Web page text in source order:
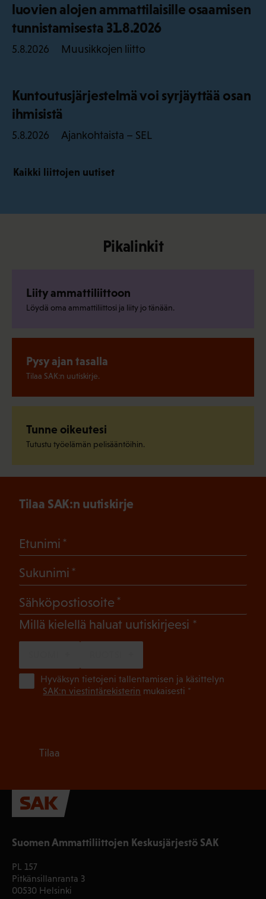
luovien alojen ammattilaisille osaamisen
tunnistamisesta 31.8.2026
5.8.2026 Muusikkojen liitto
Kuntoutusjärjestelmä voi syrjäyttää osan
ihmisistä
5.8.2026 Ajankohtaista – SEL
Kaikki liittojen uutiset
Pikalinkit
Liity ammattiliittoon
Löydä oma ammattiliittosi ja liity jo tänään.
Pysy ajan tasalla
Tilaa SAK:n uutiskirje.
Tunne oikeutesi
Tutustu työelämän pelisääntöihin.
Suomen Ammattiliittojen Keskusjärjestö SAK
PL 157
Pitkänsillanranta 3
00530 Helsinki
Tilaa SAK:n uutiskirje
Etunimi
Sukunimi
Sähköpostiosoite
Millä kielellä haluat uutiskirjeesi (Pakollinen)
Hyväksyn tietojeni tallentamisen ja käsittelyn
SAK:n viestintärekisterin mukaisesti *
Tilaa